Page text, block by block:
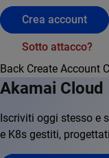
Crea account
Sotto attacco?
Back Create Account
Akamai Cloud
Iscriviti oggi stesso e
e K8s gestiti,